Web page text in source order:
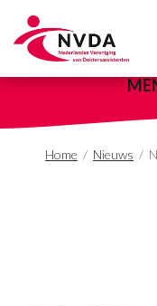
Home / Nieuws /